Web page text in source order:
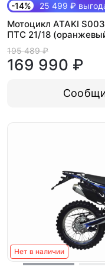
-14% 25 499 ₽
Мотоцикл ATAKI
ПТС 21/18
195 489 ₽
169 990 ₽
Нет в наличии